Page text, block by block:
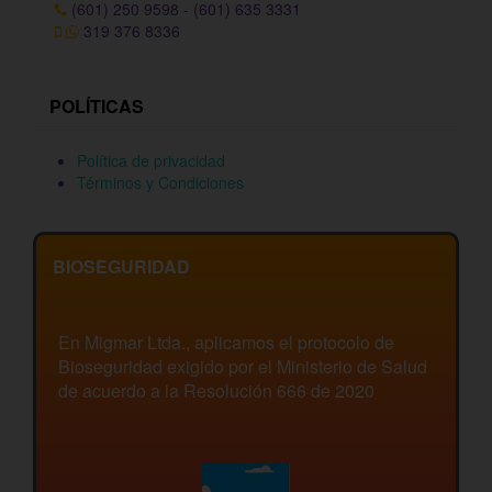
(601) 250 9598 - (601) 635 3331
319 376 8336
POLÍTICAS
Política de privacidad
Términos y Condiciones
BIOSEGURIDAD
En Migmar Ltda., aplicamos el protocolo de
Bioseguridad exigido por el Ministerio de Salud
de acuerdo a la Resolución 666 de 2020